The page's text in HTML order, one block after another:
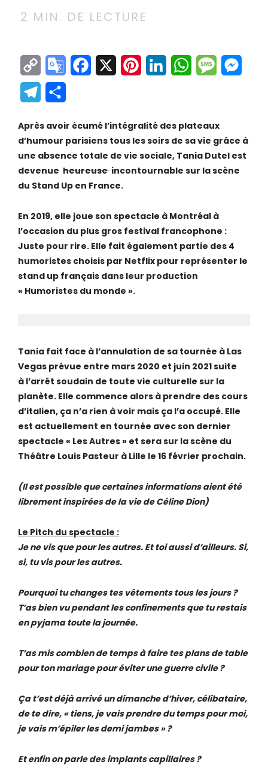
2 MIN. DE LECTURE
Copy
Link
GoogleFacebook
X Pinterest
LinkedInWhatsApp
Telegram
Après avoir écumé l’intégralité des plateaux
d’humour parisiens tous les soirs de sa vie grâce à
une absence totale de vie sociale, Tania Dutel est
devenue heureuse incontournable sur la scène
du Stand Up en France.
En 2019, elle joue son spectacle à Montréal à
l’occasion du plus gros festival francophone :
Juste pour rire. Elle fait également partie des 4
humoristes choisis par Netflix pour représenter le
stand up français dans leur production
« Humoristes du monde ».
Tania fait face à l’annulation de sa tournée à Las
Vegas prévue entre mars 2020 et juin 2021 suite
à l’arrêt soudain de toute vie culturelle sur la
planète. Elle commence alors à prendre des cours
d’italien, ça n’a rien à voir mais ça l’a occupé. Elle
est actuellement en tournée avec son dernier
spectacle « Les Autres » et sera sur la scène du
Théâtre Louis Pasteur à Lille le 16 février prochain.
(Il est possible que certaines informations aient été
librement inspirées de la vie de Céline Dion)
Le Pitch du spectacle :
Je ne vis que pour les autres. Et toi aussi d’ailleurs. Si,
si, tu vis pour les autres.
Pourquoi tu changes tes vêtements tous les jours ?
T’as bien vu pendant les confinements que tu restais
en pyjama toute la journée.
T’as mis combien de temps à faire tes plans de table
pour ton mariage pour éviter une guerre civile ?
Ça t’est déjà arrivé un dimanche d’hiver, célibataire,
de te dire, « tiens, je vais prendre du temps pour moi,
je vais m’épiler les demi jambes » ?
Et enfin on parle des implants capillaires ?